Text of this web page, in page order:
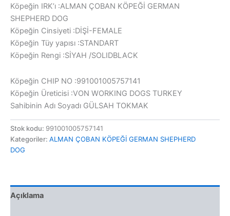
Köpeğin IRK’ı :ALMAN ÇOBAN KÖPEĞİ GERMAN
SHEPHERD DOG
Köpeğin Cinsiyeti :DİŞİ-FEMALE
Köpeğin Tüy yapısı :STANDART
Köpeğin Rengi :SİYAH /SOLIDBLACK
Köpeğin CHIP NO :991001005757141
Köpeğin Üreticisi :VON WORKING DOGS TURKEY
Sahibinin Adı Soyadı GÜLSAH TOKMAK
Stok kodu: 991001005757141
Kategoriler: ALMAN ÇOBAN KÖPEĞİ GERMAN SHEPHERD
DOG
Açıklama